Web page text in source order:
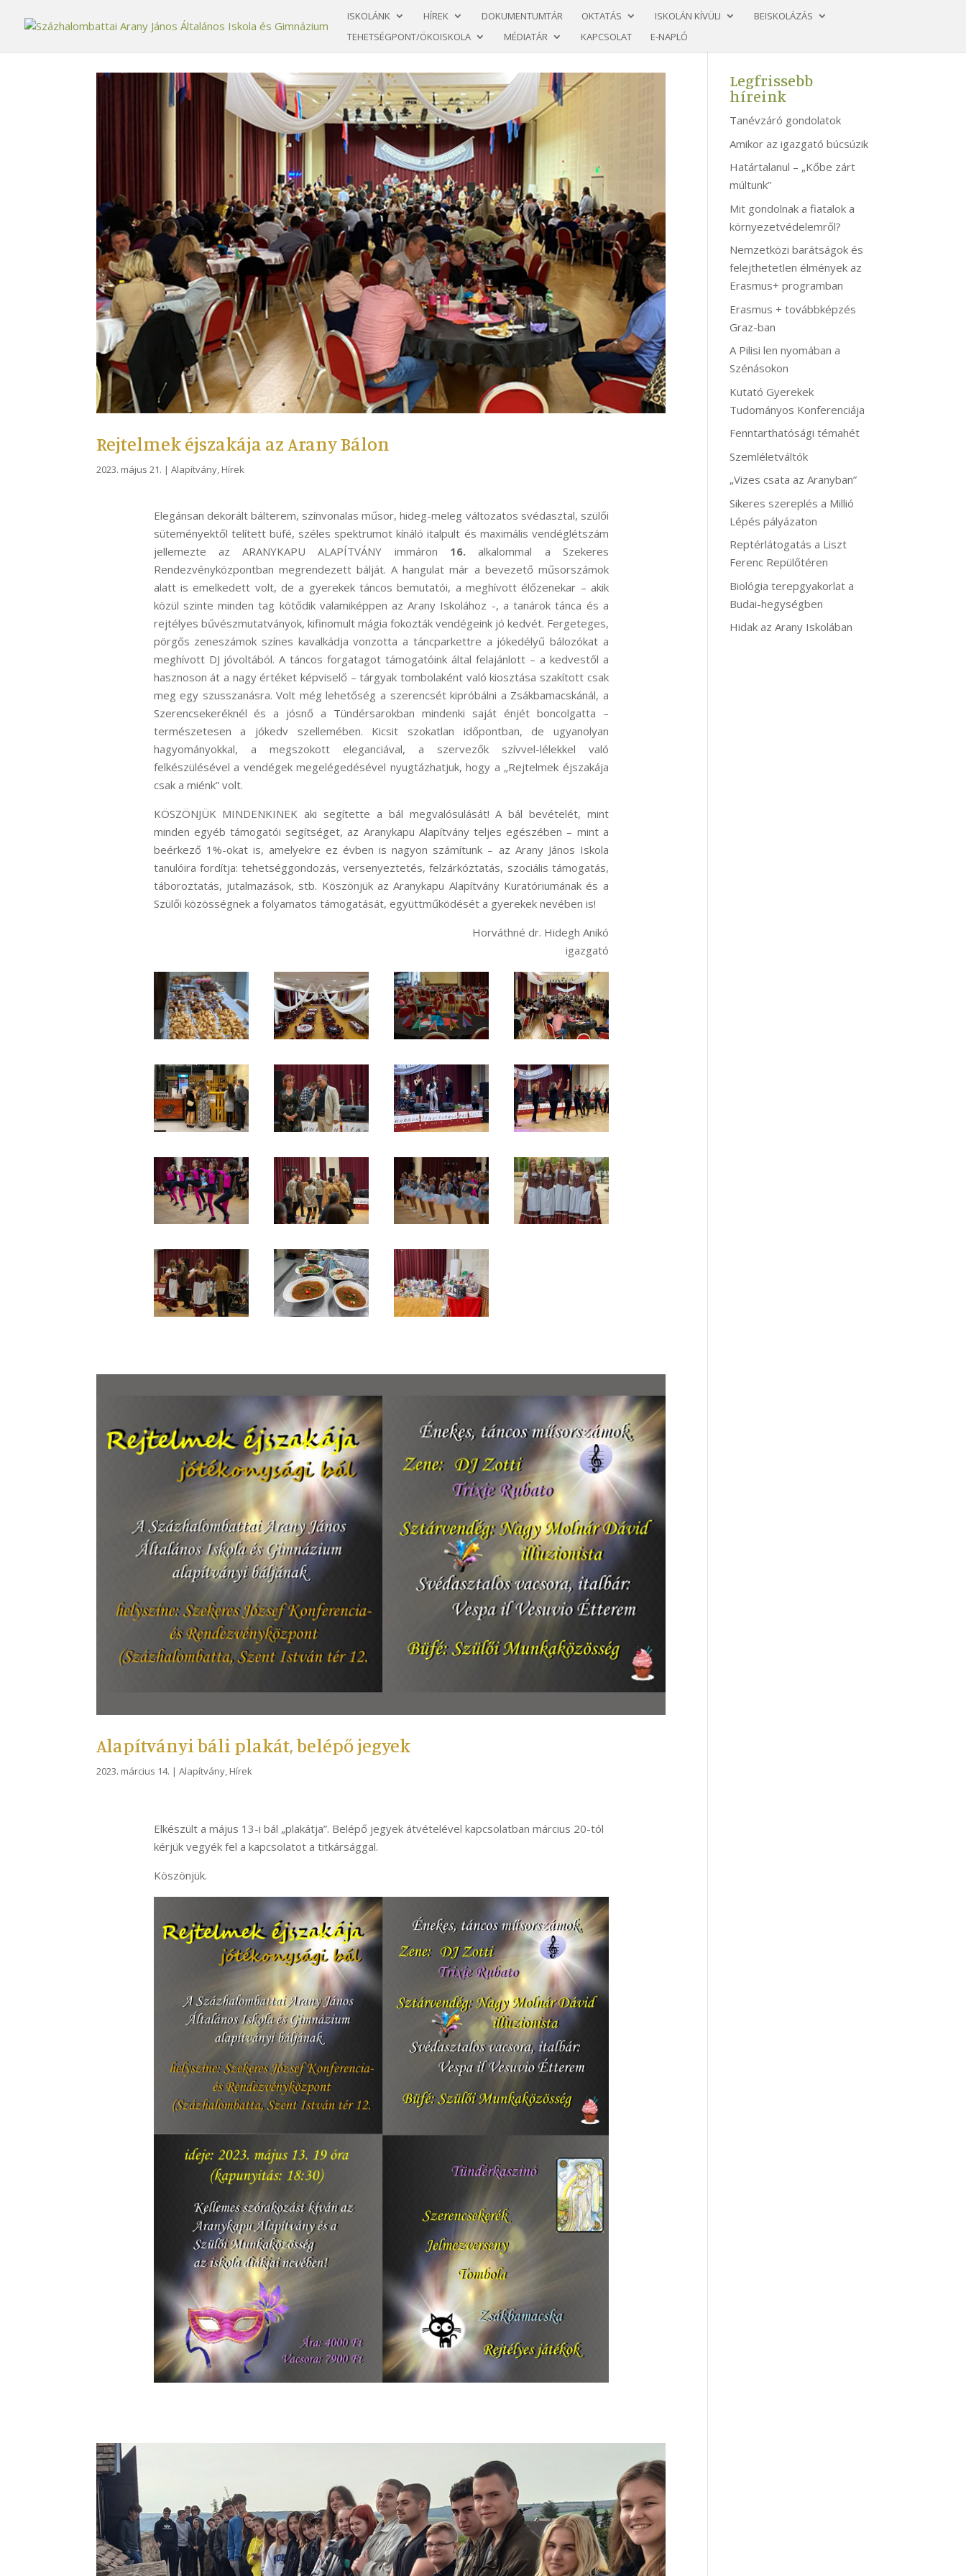
ISKOLÁNK HÍREK DOKUMENTUMTÁR OKTATÁS ISKOLÁN KÍVÜLI
BEISKOLÁZÁS
TEHETSÉGPONT/ÖKOISKOLA
MÉDIATÁR KAPCSOLAT E-NAPLÓ
Rejtelmek éjszakája az Arany Bálon
2023. május 21. |Alapítvány, Hírek
Elegánsan dekorált bálterem, színvonalas műsor, hideg-meleg változatos svédasztal, szülői
süteményektől telített büfé, széles spektrumot kínáló italpult és maximális vendéglétszám
jellemezte az ARANYKAPU ALAPÍTVÁNY immáron 16. alkalommal a Szekeres
Rendezvényközpontban megrendezett bálját. A hangulat már a bevezető műsorszámok
alatt is emelkedett volt, de a gyerekek táncos bemutatói, a meghívott élőzenekar – akik
közül szinte minden tag kötődik valamiképpen az Arany Iskolához -, a tanárok tánca és a
rejtélyes bűvészmutatványok, kifinomult mágia fokozták vendégeink jó kedvét. Fergeteges,
pörgős zeneszámok színes kavalkádja vonzotta a táncparkettre a jókedélyű bálozókat a
meghívott DJ jóvoltából. A táncos forgatagot támogatóink által felajánlott – a kedvestől a
hasznoson át a nagy értéket képviselő – tárgyak tombolaként való kiosztása szakított csak
meg egy szusszanásra. Volt még lehetőség a szerencsét kipróbálni a Zsákbamacskánál, a
Szerencsekeréknél és a jósnő a Tündérsarokban mindenki saját énjét boncolgatta –
természetesen a jókedv szellemében. Kicsit szokatlan időpontban, de ugyanolyan
hagyományokkal, a megszokott eleganciával, a szervezők szívvel-lélekkel való
felkészülésével a vendégek megelégedésével nyugtázhatjuk, hogy a „Rejtelmek éjszakája
csak a miénk” volt.
KÖSZÖNJÜK MINDENKINEK aki segítette a bál megvalósulását! A bál bevételét, mint
minden egyéb támogatói segítséget, az Aranykapu Alapítvány teljes egészében – mint a
beérkező 1%-okat is, amelyekre ez évben is nagyon számítunk – az Arany János Iskola
tanulóira fordítja: tehetséggondozás, versenyeztetés, felzárkóztatás, szociális támogatás,
táboroztatás, jutalmazások, stb. Köszönjük az Aranykapu Alapítvány Kuratóriumának és a
Szülői közösségnek a folyamatos támogatását, együttműködését a gyerekek nevében is!
Horváthné dr. Hidegh Anikó
igazgató
Alapítványi báli plakát, belépő jegyek
2023. március 14. |Alapítvány, Hírek
Elkészült a május 13-i bál „plakátja”. Belépő jegyek átvételével kapcsolatban március 20-tól
kérjük vegyék fel a kapcsolatot a titkársággal.
Köszönjük.
Legfrissebb
híreink
Tanévzáró gondolatok
Amikor az igazgató búcsúzik
Határtalanul – „Kőbe zárt
múltunk”
Mit gondolnak a fiatalok a
környezetvédelemről?
Nemzetközi barátságok és
felejthetetlen élmények az
Erasmus+ programban
Erasmus + továbbképzés
Graz-ban
A Pilisi len nyomában a
Szénásokon
Kutató Gyerekek
Tudományos Konferenciája
Fenntarthatósági témahét
Szemléletváltók
„Vizes csata az Aranyban”
Sikeres szereplés a Millió
Lépés pályázaton
Reptérlátogatás a Liszt
Ferenc Repülőtéren
Biológia terepgyakorlat a
Budai-hegységben
Hidak az Arany Iskolában